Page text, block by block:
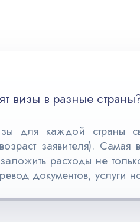
визы в разные
для каждой страны
заявителя).
расходы не
документов, услуги